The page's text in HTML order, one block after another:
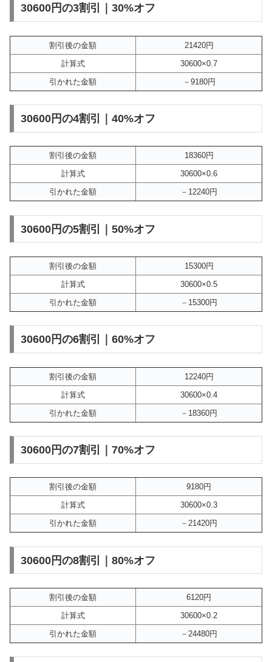
30600円の3割引｜30%オフ
割引後の金額
21420円
計算式
30600×0.7
引かれた金額
－9180円
30600円の4割引｜40%オフ
割引後の金額
18360円
計算式
30600×0.6
引かれた金額
－12240円
30600円の5割引｜50%オフ
割引後の金額
15300円
計算式
30600×0.5
引かれた金額
－15300円
30600円の6割引｜60%オフ
割引後の金額
12240円
計算式
30600×0.4
引かれた金額
－18360円
30600円の7割引｜70%オフ
割引後の金額
9180円
計算式
30600×0.3
引かれた金額
－21420円
30600円の8割引｜80%オフ
割引後の金額
6120円
計算式
30600×0.2
引かれた金額
－24480円